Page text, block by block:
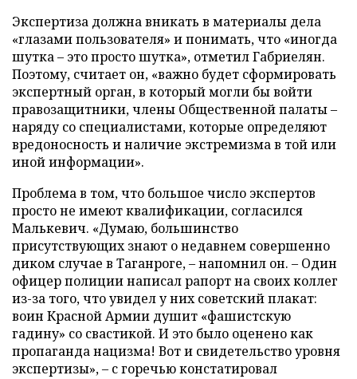
Экспертиза должна вникать в материалы дела
«глазами пользователя» и понимать, что «иногда
шутка – это просто шутка», отметил Габриелян.
Поэтому, считает он, «важно будет сформировать
экспертный орган, в который могли бы войти
правозащитники, члены Общественной палаты –
наряду со специалистами, которые определяют
вредоносность и наличие экстремизма в той или
иной информации».
Проблема в том, что большое число экспертов
просто не имеют квалификации, согласился
Малькевич. «Думаю, большинство
присутствующих знают о недавнем совершенно
диком случае в Таганроге, – напомнил он. – Один
офицер полиции написал рапорт на своих коллег
из-за того, что увидел у них советский плакат:
воин Красной Армии душит «фашистскую
гадину» со свастикой. И это было оценено как
пропаганда нацизма! Вот и свидетельство уровня
экспертизы», – с горечью констатировал